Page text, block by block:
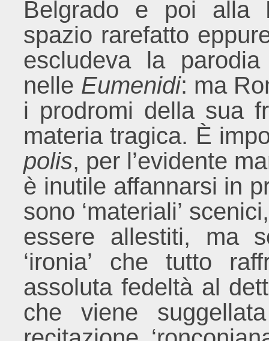
Belgrado e poi alla
spazio rarefatto
escludeva la
nelle Eumenidi: ma
i prodromi della sua
materia tragica. È
polis, per l’evidente
è inutile affannarsi in
sono ‘materiali’
essere allestiti, ma
‘ironia’ che tutto
assoluta fedeltà al
che viene